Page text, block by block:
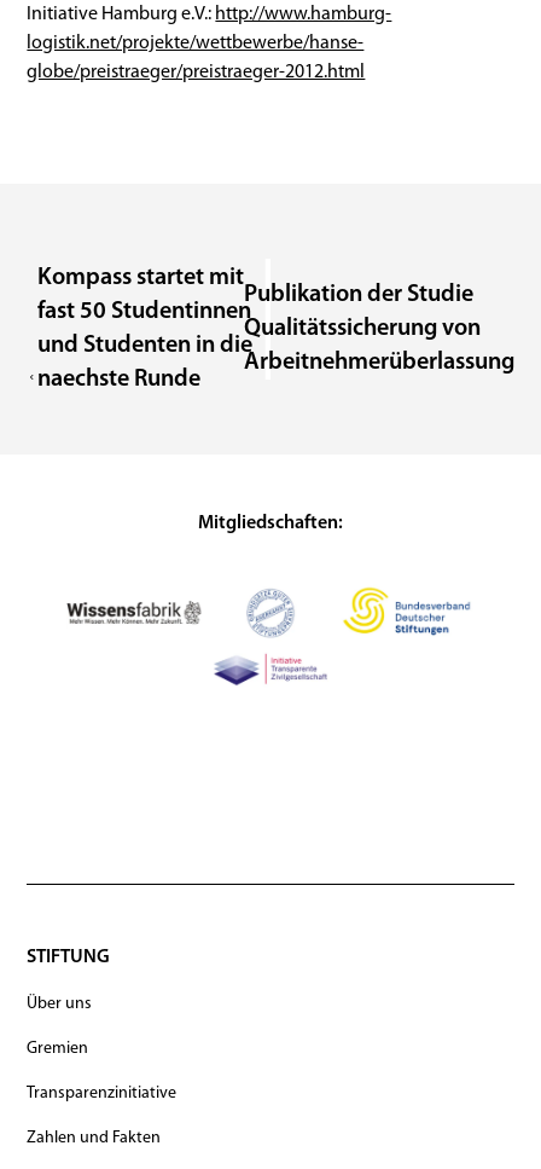
Initiative Hamburg e.V.: http://www.hamburg-
logistik.net/projekte/wettbewerbe/hanse-
globe/preistraeger/preistraeger-2012.html
Kompass startet mit
fast 50 Studentinnen
und Studenten in die
naechste Runde
Publikation der Studie
Qualitätssicherung von
Arbeitnehmerüberlassung
Mitgliedschaften:
STIFTUNG
Über uns
Gremien
Transparenzinitiative
Zahlen und Fakten